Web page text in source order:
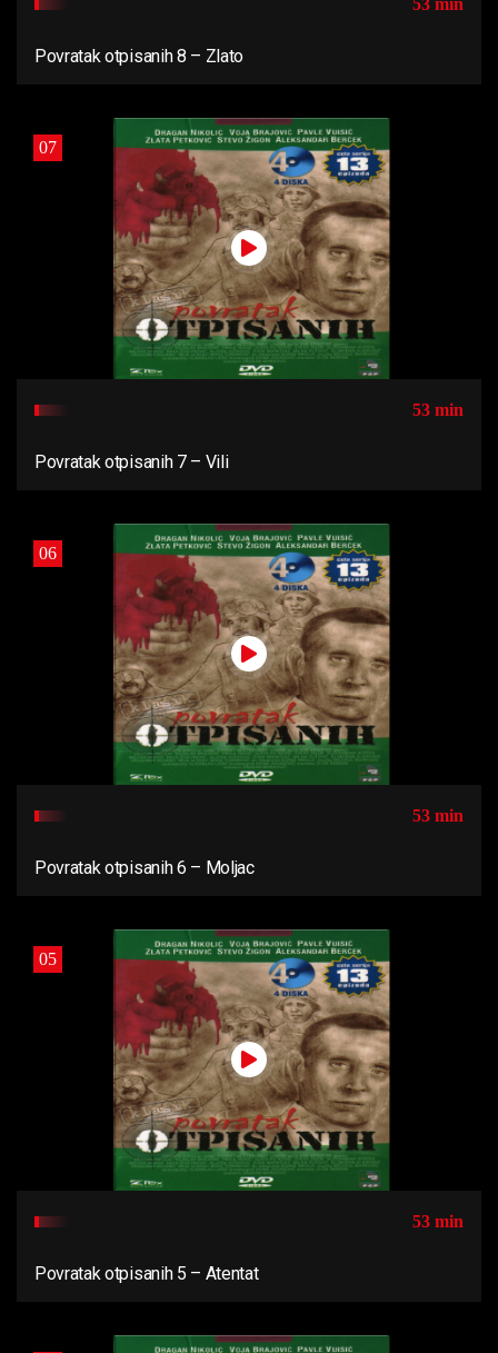
Povratak otpisanih 8 – Zlato
07
53 min
Povratak otpisanih 7 – Vili
06
53 min
Povratak otpisanih 6 – Moljac
05
53 min
Povratak otpisanih 5 – Atentat